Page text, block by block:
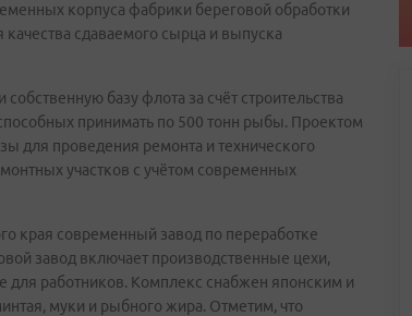
корпуса фабрики береговой обработки
сдаваемого сырца и выпуска
базу флота за счёт строительства
принимать по 500 тонн рыбы. Проектом
для проведения ремонта и технического
участков с учётом современных
края современный завод по переработке
завод включает производственные цехи,
работников. Комплекс снабжен японским и
муки и рыбного жира. Отметим, что